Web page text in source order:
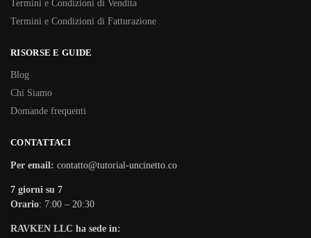
Termini e Condizioni di Vendita
Termini e Condizioni di Fatturazione
RISORSE E GUIDE
Blog
Chi Siamo
Domande frequenti
CONTATTACI
Per email: contatto@tutorial-uncinetto.co
7 giorni su 7
Orario: 7:00 – 20:30
RAVKEN LLC ha sede in: